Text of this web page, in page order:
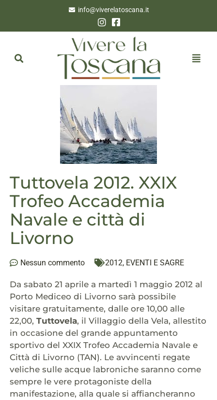
info@viverelatoscana.it
Tuttovela 2012. XXIX
Trofeo Accademia
Navale e città di
Livorno
Nessun commento 2012, EVENTI E SAGRE
Da sabato 21 aprile a martedì 1 maggio 2012 al
Porto Mediceo di Livorno sarà possibile
visitare gratuitamente, dalle ore 10,00 alle
22,00, Tuttovela, il Villaggio della Vela, allestito
in occasione del grande appuntamento
sportivo del XXIX Trofeo Accademia Navale e
Città di Livorno (TAN). Le avvincenti regate
veliche sulle acque labroniche saranno come
sempre le vere protagoniste della
manifestazione, alla quale si affiancheranno